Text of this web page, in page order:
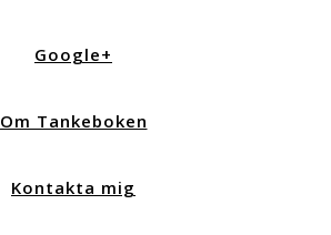
Google+
Om Tankeboken
Kontakta mig